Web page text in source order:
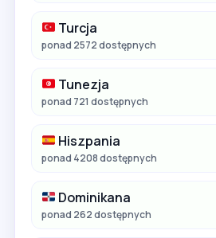
Turcja
ponad 2572 dostępnych
Tunezja
ponad 721 dostępnych
Hiszpania
ponad 4208 dostępnych
Dominikana
ponad 262 dostępnych